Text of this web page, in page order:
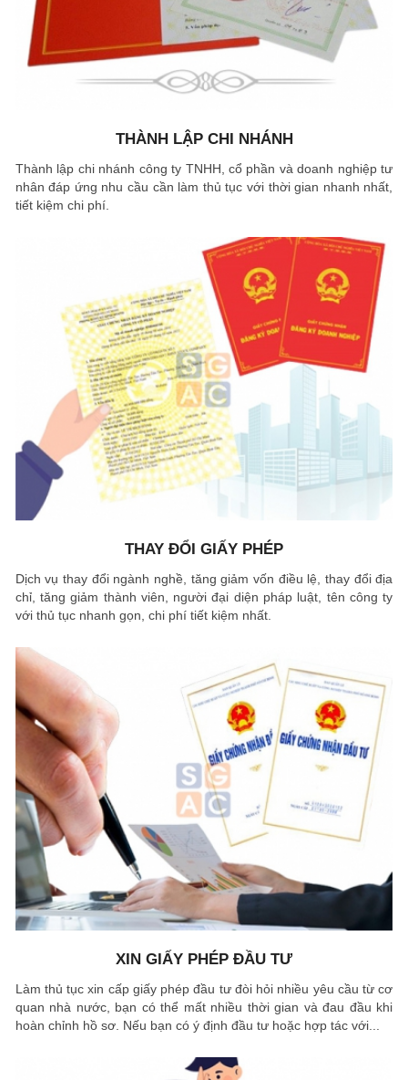
THÀNH LẬP CHI NHÁNH
Thành lập chi nhánh công ty TNHH, cổ phần và doanh nghiệp tư
nhân đáp ứng nhu cầu cần làm thủ tục với thời gian nhanh nhất,
tiết kiệm chi phí.
THAY ĐỔI GIẤY PHÉP
Dịch vụ thay đổi ngành nghề, tăng giảm vốn điều lệ, thay đổi địa
chỉ, tăng giảm thành viên, người đại diện pháp luật, tên công ty
với thủ tục nhanh gọn, chi phí tiết kiệm nhất.
XIN GIẤY PHÉP ĐẦU TƯ
Làm thủ tục xin cấp giấy phép đầu tư đòi hỏi nhiều yêu cầu từ cơ
quan nhà nước, bạn có thể mất nhiều thời gian và đau đầu khi
hoàn chỉnh hồ sơ. Nếu bạn có ý định đầu tư hoặc hợp tác với...